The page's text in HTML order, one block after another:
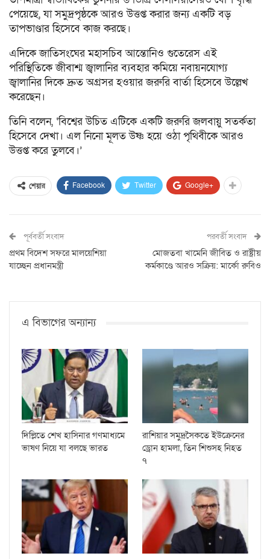
পেয়েছে, যা সমুদ্রপৃষ্ঠকে আরও উত্তপ্ত করার জন্য একটি বড়
তাপভাণ্ডার হিসেবে কাজ করছে।
এদিকে জাতিসংঘের মহাসচিব আন্তোনিও গুতেরেস এই
পরিস্থিতিকে জীবাশ্ম জ্বালানির ব্যবহার কমিয়ে নবায়নযোগ্য
জ্বালানির দিকে দ্রুত অগ্রসর হওয়ার জরুরি বার্তা হিসেবে উল্লেখ
করেছেন।
তিনি বলেন, ‘বিশ্বের উচিত এটিকে একটি জরুরি জলবায়ু সতর্কতা
হিসেবে দেখা। এল নিনো মূলত উষ্ণ হয়ে ওঠা পৃথিবীকে আরও
উত্তপ্ত করে তুলবে।’
শেয়ার Facebook Twitter Google+
পূর্ববর্তী সংবাদ
প্রথম বিদেশ সফরে মালয়েশিয়া
যাচ্ছেন প্রধানমন্ত্রী
পরবর্তী সংবাদ
মোজতবা খামেনি জীবিত ও রাষ্ট্রীয়
কর্মকাণ্ডে আরও সক্রিয়: মার্কো রুবিও
এ বিভাগের অন্যান্য
দিল্লিতে শেখ হাসিনার গণমাধ্যমে
ভাষণ নিয়ে যা বলছে ভারত
রাশিয়ার সমুদ্রসৈকতে ইউক্রেনের
ড্রোন হামলা, তিন শিশুসহ নিহত
৭